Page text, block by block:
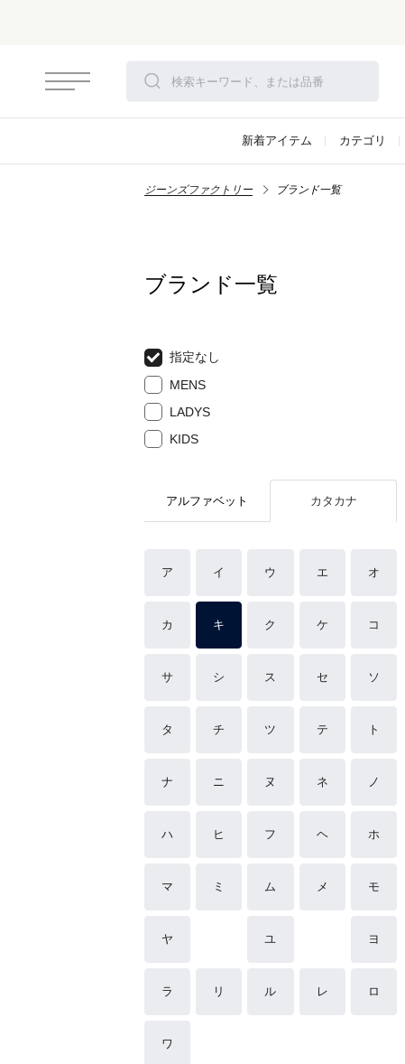
新着アイテム カテゴリ
ジーンズファクトリー ブランド一覧
ブランド一覧
指定なし
MENS
LADYS
KIDS
アルファベット カタカナ
ア イ ウ エ オ
カ キ ク ケ コ
サ シ ス セ ソ
タ チ ツ テ ト
ナ ニ ヌ ネ ノ
ハ ヒ フ ヘ ホ
マ ミ ム メ モ
ヤ ユ ヨ
ラ リ ル レ ロ
ワ